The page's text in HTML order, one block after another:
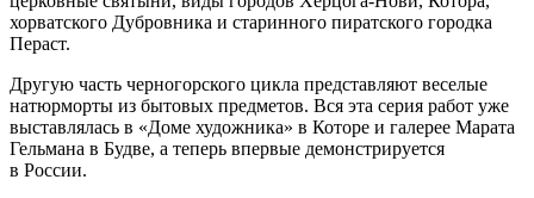
хорватского Дубровника и старинного пиратского городка
Пераст.
Другую часть черногорского цикла представляют веселые
натюрморты из бытовых предметов. Вся эта серия работ уже
выставлялась в «Доме художника» в Которе и галерее Марата
Гельмана в Будве, а теперь впервые демонстрируется
в России.